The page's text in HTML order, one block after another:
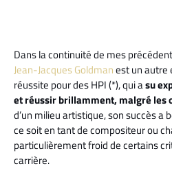
Dans la continuité de mes
Jean-Jacques Goldmanest un autre
réussite pour des HPI (*), qui asu
et réussir brillamment, malgré les
d’un milieu artistique, son succès a
ce soit en tant de compositeur ou
particulièrement froid de certains
carrière.